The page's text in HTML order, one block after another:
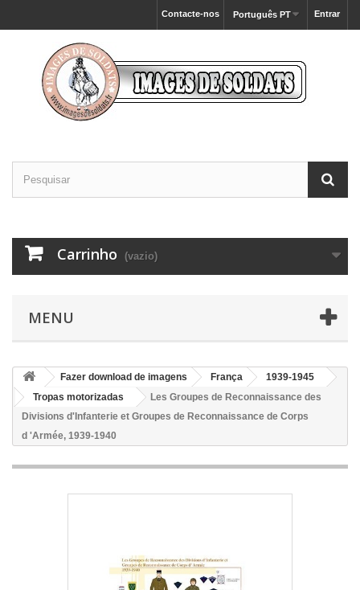
Entrar
Português PT
Contacte-nos
Carrinho (vazio)
MENU
Fazer download de imagens França
1939-1945
Tropas motorizadas
Les Groupes de Reconnaissance des
Divisions d'Infanterie et Groupes de Reconnaissance de Corps
d 'Armée, 1939-1940